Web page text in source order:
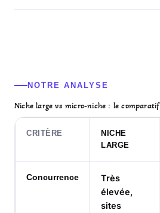
NOTRE ANALYSE
Niche large vs micro-niche : le comparatif
CRITÈRE
NICHE
LARGE
Concurrence
Très
élevée,
sites